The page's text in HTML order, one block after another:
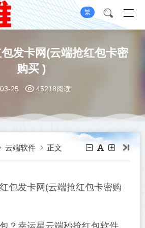
繁
发卡网(云端抢红包卡密
购买 )
03-25 45218阅读
云端软件 正文
包发卡网(云端抢红包卡密购
？幸运星云端秒抢红包软件